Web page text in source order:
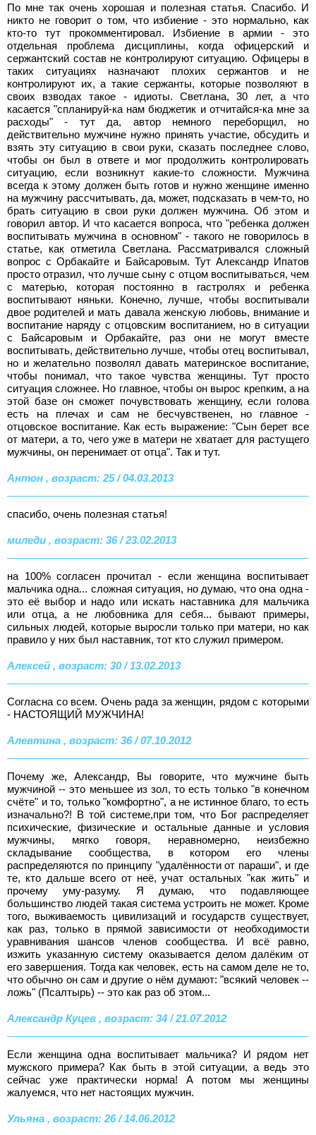
По мне так очень хорошая и полезная статья. Спасибо. И
никто не говорит о том, что избиение - это нормально, как
кто-то тут прокомментировал. Избиение в армии - это
отдельная проблема дисциплины, когда офицерский и
сержантский состав не контролируют ситуацию. Офицеры в
таких ситуациях назначают плохих сержантов и не
контролируют их, а такие сержанты, которые позволяют в
своих взводах такое - идиоты. Светлана, 30 лет, а что
касается "спланируй-ка нам бюджетик и отчитайся-ка мне за
расходы" - тут да, автор немного переборщил, но
действительно мужчине нужно принять участие, обсудить и
взять эту ситуацию в свои руки, сказать последнее слово,
чтобы он был в ответе и мог продолжить контролировать
ситуацию, если возникнут какие-то сложности. Мужчина
всегда к этому должен быть готов и нужно женщине именно
на мужчину рассчитывать, да, может, подсказать в чем-то, но
брать ситуацию в свои руки должен мужчина. Об этом и
говорил автор. И что касается вопроса, что "ребенка должен
воспитывать мужчина в основном" - такого не говорилось в
статье, как отметила Светлана. Рассматривался сложный
вопрос с Орбакайте и Байсаровым. Тут Александр Ипатов
просто отразил, что лучше сыну с отцом воспитываться, чем
с матерью, которая постоянно в гастролях и ребенка
воспитывают няньки. Конечно, лучше, чтобы воспитывали
двое родителей и мать давала женскую любовь, внимание и
воспитание наряду с отцовским воспитанием, но в ситуации
с Байсаровым и Орбакайте, раз они не могут вместе
воспитывать, действительно лучше, чтобы отец воспитывал,
но и желательно позволял давать материнское воспитание,
чтобы понимал, что такое чувства женщины. Тут просто
ситуация сложнее. Но главное, чтобы он вырос крепким, а на
этой базе он сможет почувствовать женщину, если голова
есть на плечах и сам не бесчувственен, но главное -
отцовское воспитание. Как есть выражение: "Сын берет все
от матери, а то, чего уже в матери не хватает для растущего
мужчины, он перенимает от отца". Так и тут.
Антон , возраст: 25 / 04.03.2013
спасибо, очень полезная статья!
миледи , возраст: 36 / 23.02.2013
на 100% согласен прочитал - если женщина воспитывает
мальчика одна... сложная ситуация, но думаю, что она одна -
это её выбор и надо или искать наставника для мальчика
или отца, а не любовника для себя... бывают примеры,
сильных людей, которые выросли только при матери, но как
правило у них был наставник, тот кто служил примером.
Алексей , возраст: 30 / 13.02.2013
Согласна со всем. Очень рада за женщин, рядом с которыми
- НАСТОЯЩИЙ МУЖЧИНА!
Алевтина , возраст: 36 / 07.10.2012
Почему же, Александр, Вы говорите, что мужчине быть
мужчиной -- это меньшее из зол, то есть только "в конечном
счёте" и то, только "комфортно", а не истинное благо, то есть
изначально?! В той системе,при том, что Бог распределяет
психические, физические и остальные данные и условия
мужчины, мягко говоря, неравномерно, неизбежно
складывание сообщества, в котором его члены
распределяются по принципу "удалённости от параши", и где
те, кто дальше всего от неё, учат остальных "как жить" и
прочему уму-разуму. Я думаю, что подавляющее
большинство людей такая система устроить не может. Кроме
того, выживаемость цивилизаций и государств существует,
как раз, только в прямой зависимости от необходимости
уравнивания шансов членов сообщества. И всё равно,
изжить указанную систему оказывается делом далёким от
его завершения. Тогда как человек, есть на самом деле не то,
что обычно он сам и другие о нём думают: "всякий человек --
ложь" (Псалтырь) -- это как раз об этом...
Александр Куцев , возраст: 34 / 21.07.2012
Если женщина одна воспитывает мальчика? И рядом нет
мужского примера? Как быть в этой ситуации, а ведь это
сейчас уже практически норма! А потом мы женщины
жалуемся, что нет настоящих мужчин.
Ульяна , возраст: 26 / 14.06.2012